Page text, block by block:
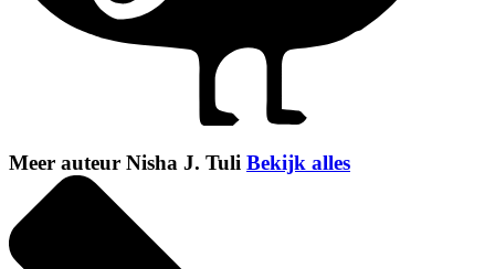
Meer auteur Nisha J. Tuli Bekijk alles